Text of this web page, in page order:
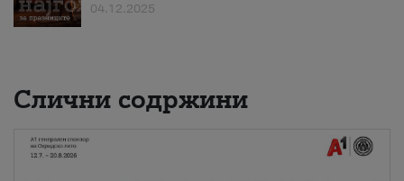
04.12.2025
Слични содржини